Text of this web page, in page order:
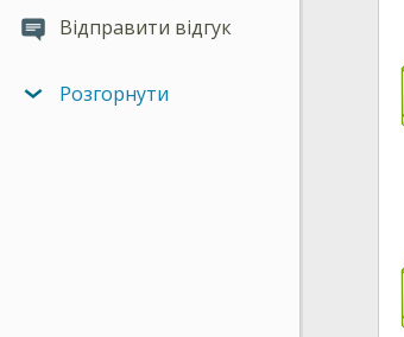
Відправити відгук
Розгорнути